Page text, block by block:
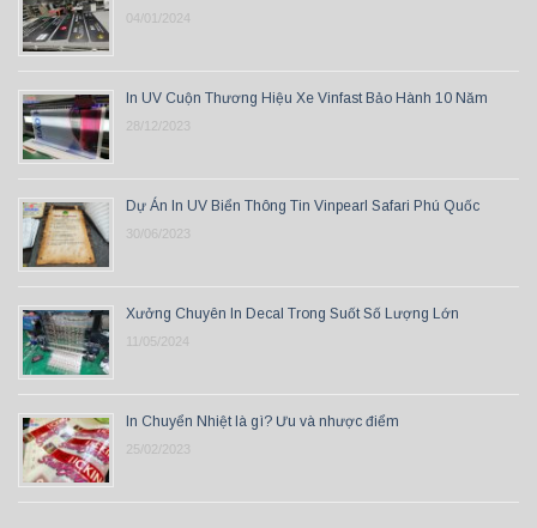
04/01/2024
In UV Cuộn Thương Hiệu Xe Vinfast Bảo Hành 10 Năm
28/12/2023
Dự Án In UV Biển Thông Tin Vinpearl Safari Phú Quốc
30/06/2023
Xưởng Chuyên In Decal Trong Suốt Số Lượng Lớn
11/05/2024
In Chuyển Nhiệt là gì? Ưu và nhược điểm
25/02/2023